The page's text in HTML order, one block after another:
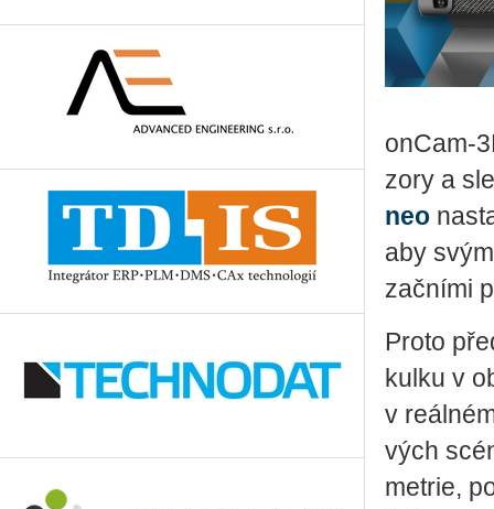
on­Cam-
zo­ry a
neo
aby
zač­ní­mi
Proto
kulku v
v
vých
me­t­rie,